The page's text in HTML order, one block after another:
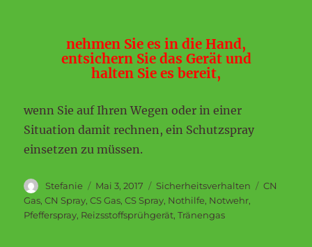
nehmen Sie es in die Hand,
entsichern Sie das Gerät und
halten Sie es bereit,
wenn Sie auf Ihren Wegen oder in einer
Situation damit rechnen, ein Schutzspray
einsetzen zu müssen.
Autor
Stefanie
Veröffentlicht
am
Mai 3, 2017 Kategorien
Sicherheitsverhalten
CN
Gas,CN Spray,CS Gas,CS Spray, Nothilfe, Notwehr,
Pfefferspray, Reizsstoffsprühgerät,Tränengas